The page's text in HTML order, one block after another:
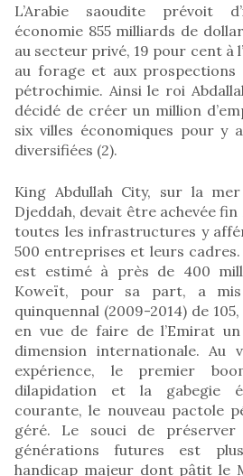
L’Arabie saoudite prévoit
économie 855 milliards de
au secteur privé, 19 pour cent à
au forage et aux
pétrochimie. Ainsi le roi
décidé de créer un million
six villes économiques pour y
diversifiées (2).
King Abdullah City, sur la
Djeddah, devait être achevée
toutes les infrastructures y
500 entreprises et leurs
est estimé à près de 400
Koweït, pour sa part, a
quinquennal (2009-2014) de
en vue de faire de l’Emirat
dimension internationale. Au
expérience, le premier
dilapidation et la gabegie
courante, le nouveau pactole
géré. Le souci de préserver
générations futures est
handicap majeur dont pâtit le